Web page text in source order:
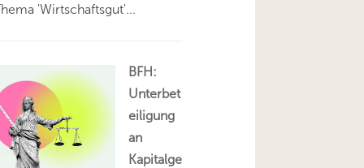
'Wirtschaftsgut'...
BFH:
Unterbet
eiligung
an
Kapitalge